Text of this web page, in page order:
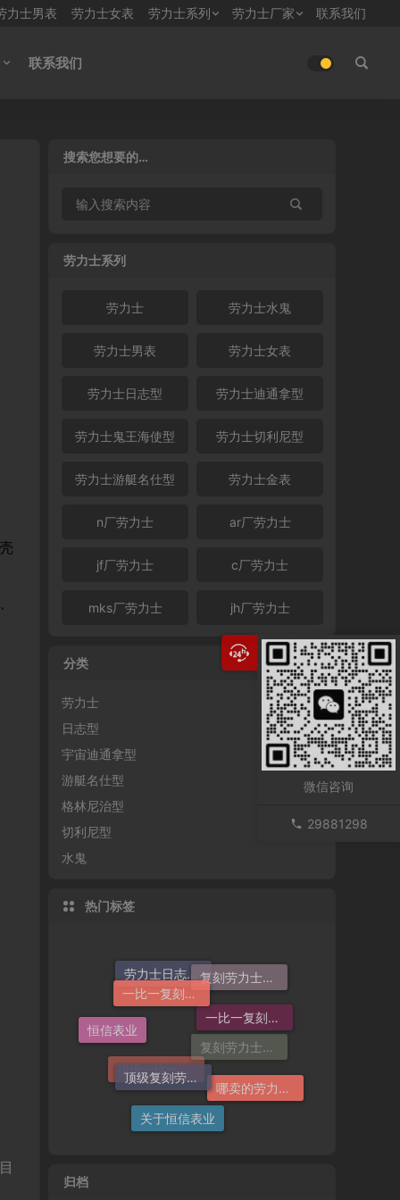
力士男表 劳力士女表 劳力士系列 劳力士厂家 联系我们
联系我们
搜索您想要的…
劳力士系列
劳力士 劳力士水鬼
劳力士男表 劳力士女表
劳力士日志型 劳力士迪通拿型
劳力士鬼王海使型 劳力士切利尼型
劳力士游艇名仕型 劳力士金表
n厂劳力士 ar厂劳力士
jf厂劳力士 c厂劳力士
mks厂劳力士 jh厂劳力士
分类
劳力士
日志型
宇宙迪通拿型
游艇名仕型
格林尼治型
切利尼型
水鬼
热门标签
劳力士日志哪个厂仿好 复刻劳力士手表
复刻劳力士一般多少钱
顶级一比一复刻劳力士手表价格
恒信表业
一比一复刻劳力士手表
一比一复刻劳力士
哪卖的劳力士日志36高仿好
关于恒信表业
归档
微信咨询
29881298